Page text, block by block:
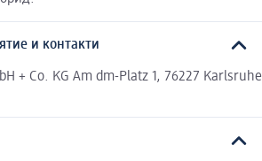
и контакти
+ Co. KG Am dm-Platz 1, 76227 Karlsruhe